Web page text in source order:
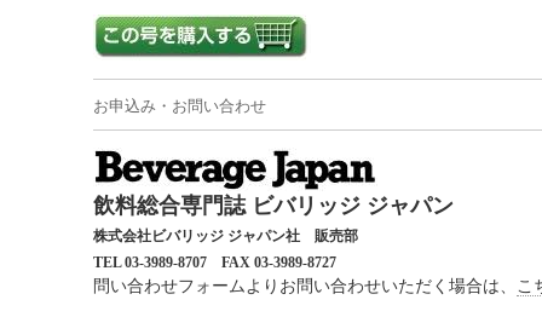
お申込み・お問い合わせ
飲料総合専門誌 ビバリッジ ジャパン
株式会社ビバリッジ ジャパン社 販売部
TEL 03-3989-8707 FAX 03-3989-8727
問い合わせフォームよりお問い合わせいただく場合は、 こ